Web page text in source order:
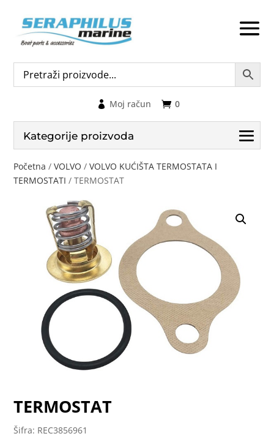
0
Moj račun
Kategorije proizvoda
Početna /VOLVO /VOLVO KUĆIŠTA TERMOSTATA I
TERMOSTATI / TERMOSTAT
TERMOSTAT
Šifra: REC3856961